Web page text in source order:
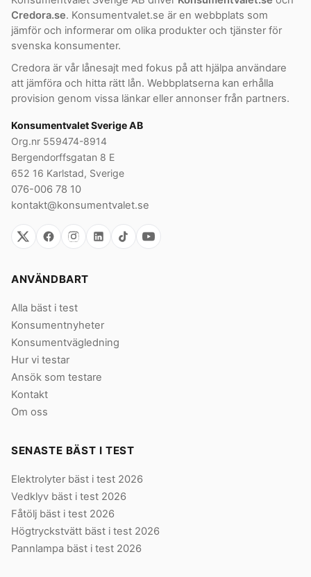
Credora.se. Konsumentvalet.se är en webbplats som
jämför och informerar om olika produkter och tjänster för
svenska konsumenter.
Credora är vår lånesajt med fokus på att hjälpa användare
att jämföra och hitta rätt lån. Webbplatserna kan erhålla
provision genom vissa länkar eller annonser från partners.
Konsumentvalet Sverige AB
Org.nr 559474-8914
Bergendorffsgatan 8 E
652 16 Karlstad, Sverige
076-006 78 10
kontakt@konsumentvalet.se
ANVÄNDBART
Alla bäst i test
Konsumentnyheter
Konsumentvägledning
Hur vi testar
Ansök som testare
Kontakt
Om oss
SENASTE BÄST I TEST
Elektrolyter bäst i test 2026
Vedklyv bäst i test 2026
Fåtölj bäst i test 2026
Högtryckstvätt bäst i test 2026
Pannlampa bäst i test 2026